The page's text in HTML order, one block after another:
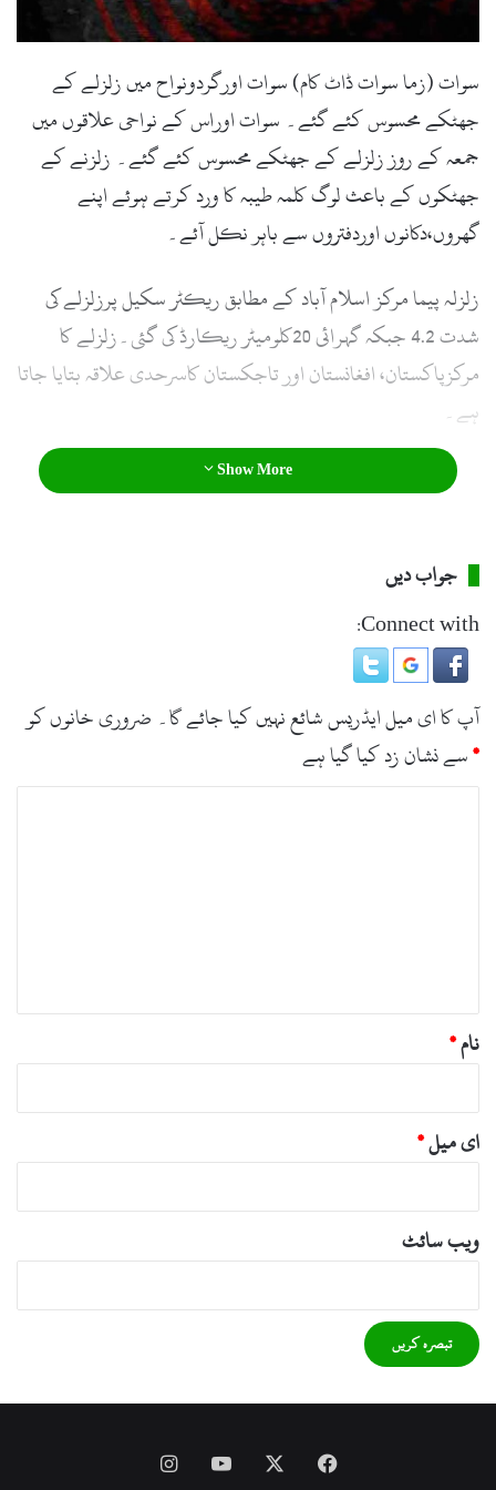
l
سوات (زما سوات ڈاٹ کام) سوات اورگردونواح میں زلزلے کے
جھٹکے محسوس کئے گئے۔ سوات اوراس کے نواحی علاقوں میں
جمعہ کے روز زلزلے کے جھٹکے محسوس کئے گئے۔ زلزنے کے
جھٹکوں کے باعث لوگ کلمہ طیبہ کا ورد کرتے ہوئے اپنے
گھروں،دکانوں اوردفتروں سے باہر نکل آئے۔
زلزلہ پیما مرکز اسلام آباد کے مطابق ریکٹر سکیل پرزلزلے کی
شدت 4.2 جبکہ گہرائی 20کلومیٹر ریکارڈ کی گئی۔زلزلے کا
مرکزپاکستان، افغانستان اور تاجکستان کاسرحدی علاقہ بتایا جاتا
ہے۔
Show More
جواب دیں
Connect with:
آپ کا ای میل ایڈریس شائع نہیں کیا جائے گا۔ ضروری خانوں کو
*سے نشان زد کیا گیا ہے
نام*
ای میل*
ویب‌ سائٹ
Facebook
YouTube